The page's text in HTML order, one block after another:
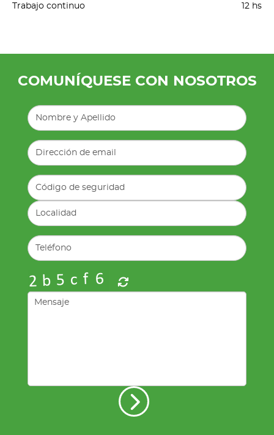
Trabajo continuo
12 hs
COMUNÍQUESE CON NOSOTROS